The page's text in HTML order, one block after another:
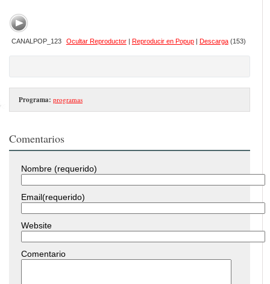
CANALPOP_123 Ocultar Reproductor| Reproducir en Popup| Descarga(153)
Programa: programas
Comentarios
Nombre (requerido)
Email(requerido)
Website
Comentario